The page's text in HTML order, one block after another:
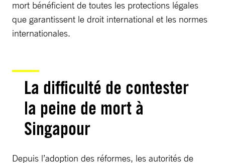
mort bénéficient de toutes les protections légales
que garantissent le droit international et les normes
internationales.
La difficulté de contester
la peine de mort à
Singapour
Depuis l’adoption des réformes, les autorités de